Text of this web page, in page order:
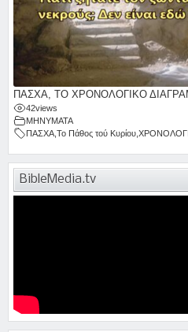
ΠΑΣΧΑ, ΤΟ ΧΡΟΝΟΛΟΓΙΚΟ
42views
ΜΗΝΥΜΑΤΑ
ΠΑΣΧΑ,Το Πάθος τού Κυρίου,
BibleMedia.tv